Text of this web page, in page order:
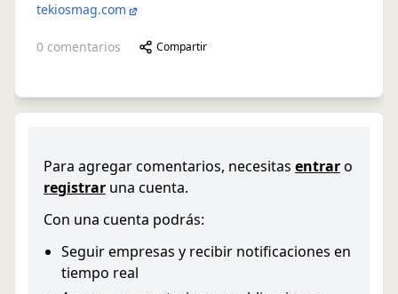
tekiosmag.com
0 comentarios Compartir
Para agregar comentarios, necesitas entraro
registrar una cuenta.
Con una cuenta podrás:
Seguir empresas y recibir notificaciones en
tiempo real